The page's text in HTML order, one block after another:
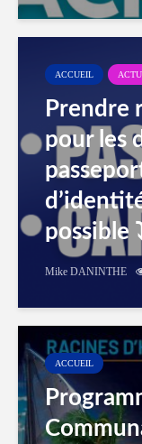
ACCUEIL
Prendre
pour les
possible
Mike DANINTHE
ACCUEIL